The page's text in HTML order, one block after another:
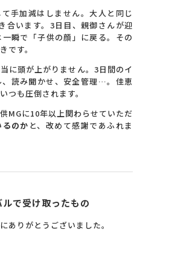
手加減はしません。大人と同じ
合います。3日目、親御さんが迎
瞬で「子供の顔」に戻る。その
です。
に頭が上がりません。3日間のイ
、読み聞かせ、安全管理…。佳恵
つも圧倒されます。
MGに10年以上関わらせていただ
のか と、改めて感謝であふれま
で受け取ったもの
ありがとうございました。